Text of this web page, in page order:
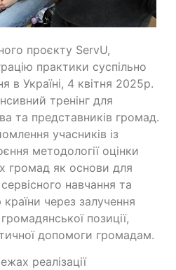
проєкту ServU,
практики суспільно
в Україні, 4 квітня 2025р.
тренінг для
та представників громад.
учасників із
методології оцінки
громад як основи для
навчання та
через залучення
позиції,
допомоги громадам.
реалізації